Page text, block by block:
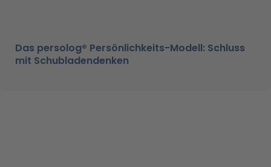
Das persolog® Persönlichkeits-Modell: Schluss
mit Schubladendenken